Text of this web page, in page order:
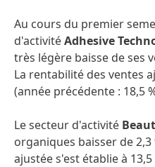
Au cours du premier
d'activitéAdhesive
très légère baisse de ses
La rentabilité des ventes
(année précédente : 18,5
Le secteur d'activité
organiques baisser de
ajustée s'est établie à